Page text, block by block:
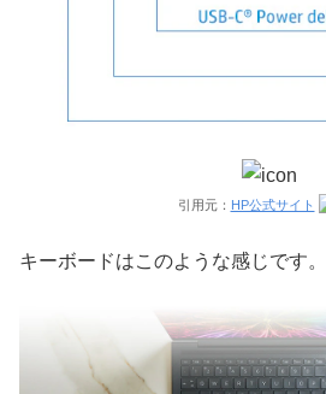
引用元： HP公式サイト
キーボードはこのような感じです。